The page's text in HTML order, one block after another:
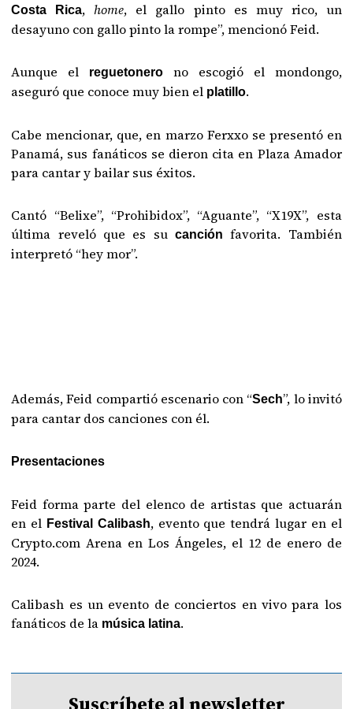
Costa Rica,home, el gallo pinto es muy rico, un
desayuno con gallo pinto la rompe”, mencionó Feid.
Aunque el reguetonerono escogió el mondongo,
aseguró que conoce muy bien el platillo.
Cabe mencionar, que, en marzo Ferxxo se presentó en
Panamá, sus fanáticos se dieron cita en Plaza Amador
para cantar y bailar sus éxitos.
Cantó “Belixe”, “Prohibidox”, “Aguante”, “X19X”, esta
última reveló que es sucanciónfavorita. También
interpretó “hey mor”.
Además, Feid compartió escenario con “Sech”, lo invitó
para cantar dos canciones con él.
Presentaciones
Feid forma parte del elenco de artistas que actuarán
en el Festival Calibash, evento que tendrá lugar en el
Crypto.com Arena en Los Ángeles, el 12 de enero de
2024.
Calibash es un evento de conciertos en vivo para los
fanáticos de la música latina.